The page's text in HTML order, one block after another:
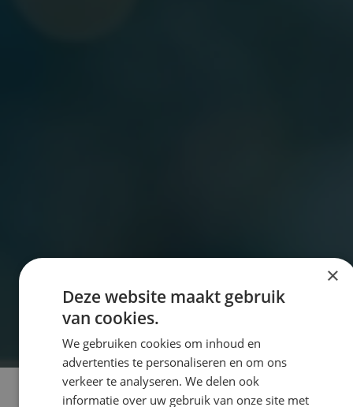
×
Deze website maakt gebruik
van cookies.
We gebruiken cookies om inhoud en
advertenties te personaliseren en om ons
verkeer te analyseren. We delen ook
informatie over uw gebruik van onze site met